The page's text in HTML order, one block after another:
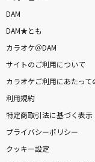
DAM
DAM★とも
カラオケ＠DAM
サイトのご利用について
カラオケご利用にあたって
利用規約
特定商取引法に基づく表示
プライバシーポリシー
クッキー設定